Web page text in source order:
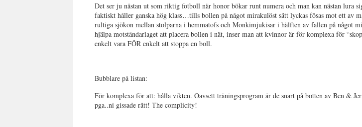
Det ser ju nästan ut som riktig fotboll när honor bökar runt numera och man kan nästan lura
faktiskt håller ganska hög klass…tills bollen på något mirakulöst sätt lyckas fösas mot ett av
rultiga sjökon mellan stolparna i hemmatofs och Monkimjukisar i hälften av fallen på något
hjälpa motståndarlaget att placera bollen i nät, inser man att kvinnor är för komplexa för
enkelt vara FÖR enkelt att stoppa en boll.
Bubblare på listan:
För komplexa för att: hålla vikten. Oavsett träningsprogram är de snart på botten av Ben &
pga..ni gissade rätt! The complicity!